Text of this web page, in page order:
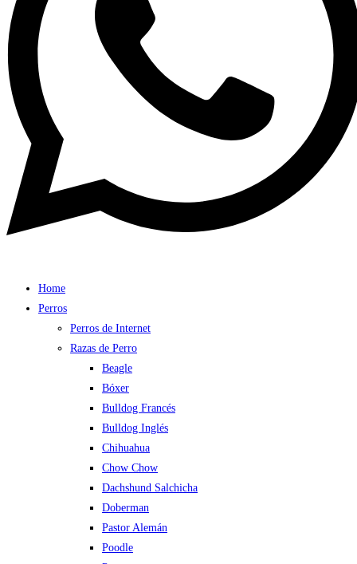
Home
Perros
Perros de Internet
Razas de Perro
Beagle
Bóxer
Bulldog Francés
Bulldog Inglés
Chihuahua
Chow Chow
Dachshund Salchicha
Doberman
Pastor Alemán
Poodle